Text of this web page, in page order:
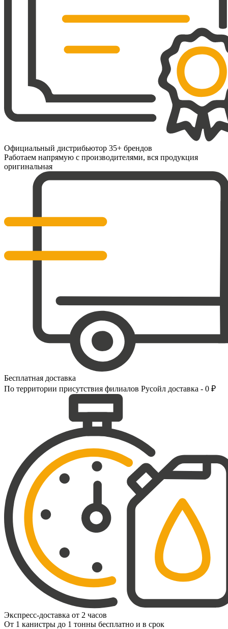
Официальный дистрибьютор 35+ брендов
Работаем напрямую с производителями, вся продукция
оригинальная
Бесплатная доставка
По территории присутствия филиалов Русойл доставка - 0 ₽
Экспресс-доставка от 2 часов
От 1 канистры до 1 тонны бесплатно и в срок